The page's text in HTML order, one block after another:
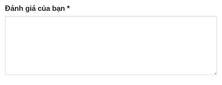
Đánh giá của bạn *